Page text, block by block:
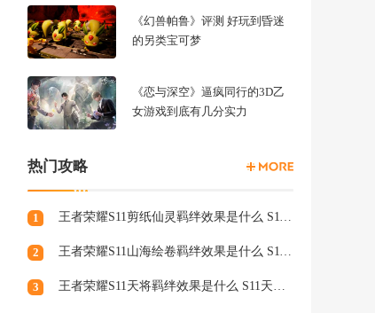
《幻兽帕鲁》评测 好玩到昏迷
的另类宝可梦
《恋与深空》逼疯同行的3D乙
女游戏到底有几分实力
热门攻略
1 王者荣耀S11剪纸仙灵羁绊效果是什么 S11剪纸仙灵羁绊介绍
2 王者荣耀S11山海绘卷羁绊效果是什么 S11山海绘卷羁绊介绍
3 王者荣耀S11天将羁绊效果是什么 S11天将羁绊介绍